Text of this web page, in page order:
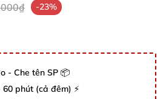
-23%
- Che tên SP 📦
phút (cả đêm) ⚡